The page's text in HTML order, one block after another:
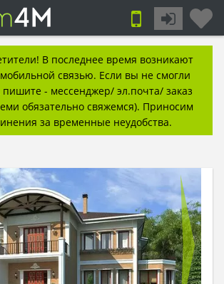
В последнее время возникают
связью. Если вы не смогли
пишите - мессенджер/ эл.почта/ заказ
обязательно свяжемся). Приносим
за временные неудобства.